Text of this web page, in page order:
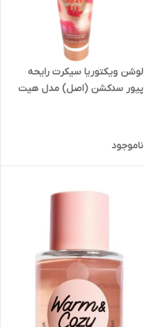
لوشن ویکتوریا سیکرت رایحه
پیور سدکشن (اصل) مدل هیت
ناموجود